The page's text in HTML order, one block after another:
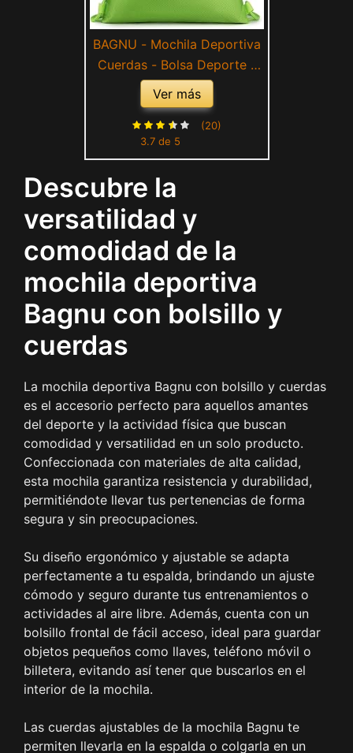
BAGNU - Mochila Deportiva
Cuerdas - Bolsa Deporte -
Mochila Tela Cuerdas - Saco
Unisex - Bolsa Gimnasio -
Color Verde -
Ver más
3.7 de 5
(20)
Descubre la
versatilidad y
comodidad de la
mochila deportiva
Bagnu con bolsillo y
cuerdas
La mochila deportiva Bagnu con bolsillo y cuerdas
es el accesorio perfecto para aquellos amantes
del deporte y la actividad física que buscan
comodidad y versatilidad en un solo producto.
Confeccionada con materiales de alta calidad,
esta mochila garantiza resistencia y durabilidad,
permitiéndote llevar tus pertenencias de forma
segura y sin preocupaciones.
Su diseño ergonómico y ajustable se adapta
perfectamente a tu espalda, brindando un ajuste
cómodo y seguro durante tus entrenamientos o
actividades al aire libre. Además, cuenta con un
bolsillo frontal de fácil acceso, ideal para guardar
objetos pequeños como llaves, teléfono móvil o
billetera, evitando así tener que buscarlos en el
interior de la mochila.
Las cuerdas ajustables de la mochila Bagnu te
permiten llevarla en la espalda o colgarla en un